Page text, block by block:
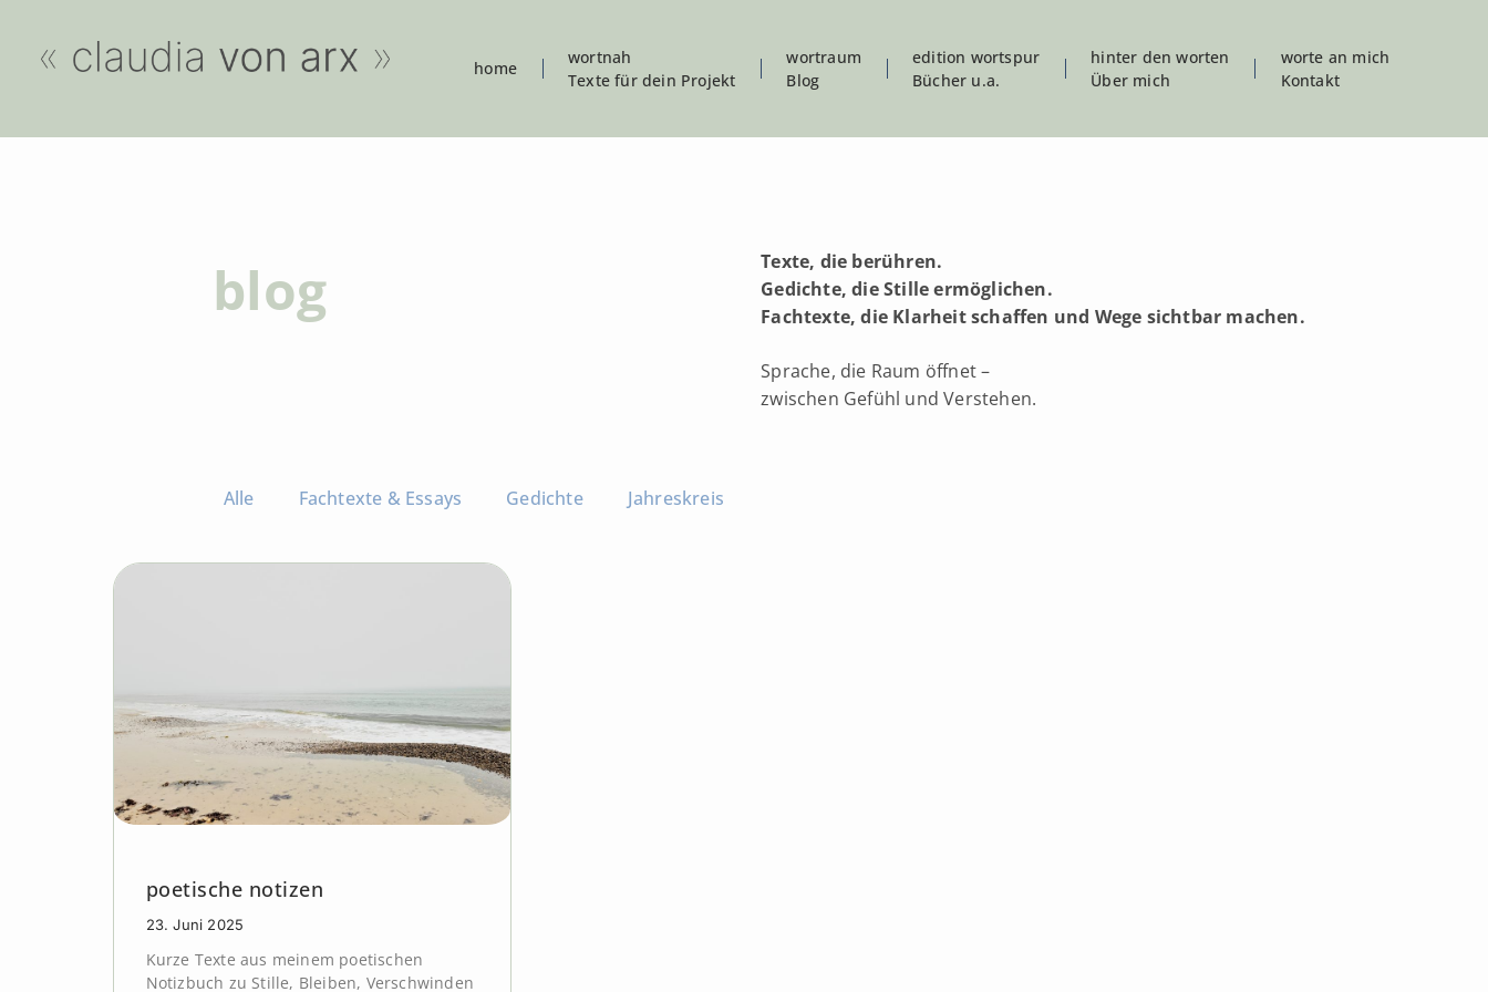
home
wortnah
Texte für dein Projekt
wortraum
Blog
edition wortspur
Bücher u.a.
hinter den worten
Über mich
worte an mich
Kontakt
blog
Texte, die berühren.
Gedichte, die Stille ermöglichen.
Fachtexte, die Klarheit schaffen und Wege sichtbar machen.
Sprache, die Raum öffnet –
zwischen Gefühl und Verstehen.
Alle Fachtexte & Essays Gedichte Jahreskreis
poetische notizen
23. Juni 2025
Kurze Texte aus meinem poetischen
Notizbuch zu Stille, Bleiben, Verschwinden